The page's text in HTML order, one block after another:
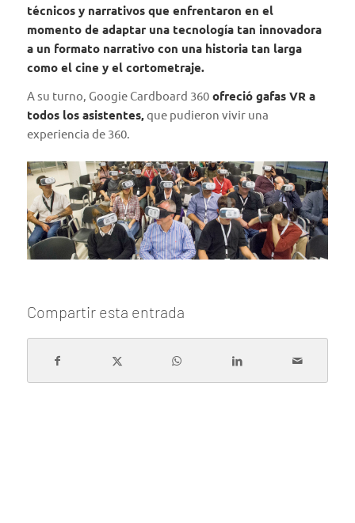
técnicos y narrativos que enfrentaron en el
momento de adaptar una tecnología tan innovadora
a un formato narrativo con una historia tan larga
como el cine y el cortometraje.
A su turno, Googie Cardboard 360ofreció gafas VR a
todos los asistentes,que pudieron vivir una
experiencia de 360.
Compartir esta entrada